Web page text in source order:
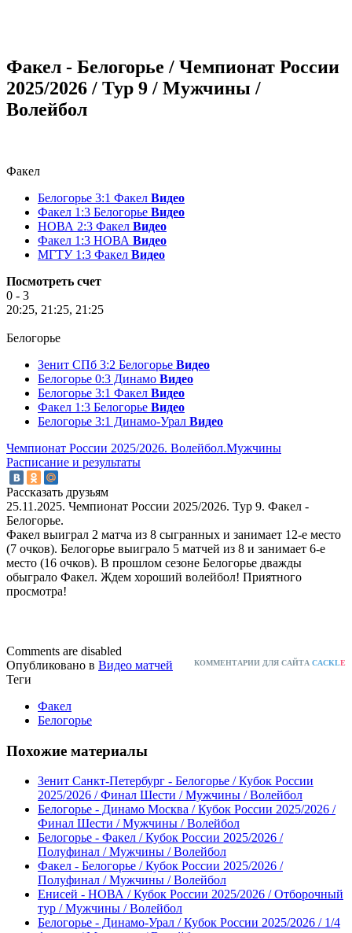
Факел - Белогорье / Чемпионат России
2025/2026 / Тур 9 / Мужчины /
Волейбол
Факел
Белогорье 3:1 Факел Видео
Факел 1:3 Белогорье Видео
НОВА 2:3 Факел Видео
Факел 1:3 НОВА Видео
МГТУ 1:3 Факел Видео
Посмотреть счет
0 - 3
20:25, 21:25, 21:25
Белогорье
Зенит СПб 3:2 Белогорье Видео
Белогорье 0:3 Динамо Видео
Белогорье 3:1 Факел Видео
Факел 1:3 Белогорье Видео
Белогорье 3:1 Динамо-Урал Видео
Чемпионат России 2025/2026. Волейбол.Мужчины
Расписание и результаты
Рассказать друзьям
25.11.2025. Чемпионат России 2025/2026. Тур 9. Факел -
Белогорье.
Факел выиграл 2 матча из 8 сыгранных и занимает 12-е место
(7 очков). Белогорье выиграло 5 матчей из 8 и занимает 6-е
место (16 очков). В прошлом сезоне Белогорье дважды
обыграло Факел. Ждем хороший волейбол! Приятного
просмотра!
Comments are disabled
КОММЕНТАРИИ ДЛЯ САЙТА CACKLE
Опубликовано в Видео матчей
Теги
Факел
Белогорье
Похожие материалы
Зенит Санкт-Петербург - Белогорье / Кубок России
2025/2026 / Финал Шести / Мужчины / Волейбол
Белогорье - Динамо Москва / Кубок России 2025/2026 /
Финал Шести / Мужчины / Волейбол
Белогорье - Факел / Кубок России 2025/2026 /
Полуфинал / Мужчины / Волейбол
Факел - Белогорье / Кубок России 2025/2026 /
Полуфинал / Мужчины / Волейбол
Енисей - НОВА / Кубок России 2025/2026 / Отборочный
тур / Мужчины / Волейбол
Белогорье - Динамо-Урал / Кубок России 2025/2026 / 1/4